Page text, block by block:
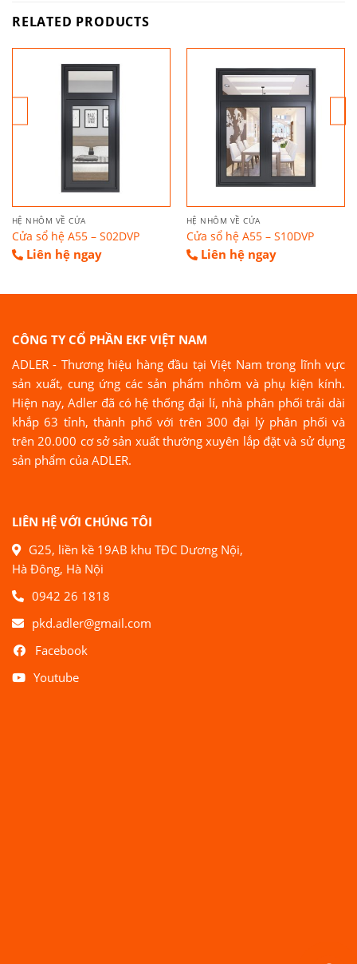
RELATED PRODUCTS
HỆ NHÔM VỀ CỬA
Cửa sổ hệ A55 – S02DVP
Liên hệ ngay
HỆ NHÔM VỀ CỬA
Cửa sổ hệ A55 – S10DVP
Liên hệ ngay
CÔNG TY CỔ PHẦN EKF VIỆT NAM
ADLER - Thương hiệu hàng đầu tại Việt Nam trong lĩnh vực
sản xuất, cung ứng các sản phẩm nhôm và phụ kiện kính.
Hiện nay, Adler đã có hệ thống đại lí, nhà phân phối trải dài
khắp 63 tỉnh, thành phố với trên 300 đại lý phân phối và
trên 20.000 cơ sở sản xuất thường xuyên lắp đặt và sử dụng
sản phẩm của ADLER.
LIÊN HỆ VỚI CHÚNG TÔI
G25, liền kề 19AB khu TĐC Dương Nội,
Hà Đông, Hà Nội
0942 26 1818
pkd.adler@gmail.com
Facebook
Youtube